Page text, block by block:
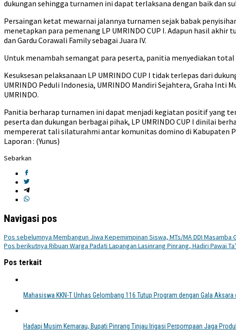
dukungan sehingga turnamen ini dapat terlaksana dengan baik dan
Persaingan ketat mewarnai jalannya turnamen sejak babak
menetapkan para pemenang LP UMRINDO CUP I. Adapun hasil akhir
dan Gardu Corawali Family sebagai Juara IV.
Untuk menambah semangat para peserta, panitia menyediakan
Kesuksesan pelaksanaan LP UMRINDO CUP I tidak terlepas dari
UMRINDO Peduli Indonesia, UMRINDO Mandiri Sejahtera, Graha Inti
UMRINDO.
Panitia berharap turnamen ini dapat menjadi kegiatan positif yang
peserta dan dukungan berbagai pihak, LP UMRINDO CUP I dinilai
mempererat tali silaturahmi antar komunitas domino di Kabupaten
Laporan : (Yunus)
Sebarkan
Navigasi pos
Pos sebelumnya Membangun Jiwa Kepemimpinan Siswa, MTs/MA DDI
Pos berikutnya Ribuan Warga Padati Lapangan Lasinrang Pinrang, Hadiri Pawai
Pos terkait
Mahasiswa KKN-T Unhas Gelombang 116 Tutup Program dengan Gala Aksara
Hadapi Musim Kemarau, Bupati Pinrang Tinjau Irigasi Perpompaan Jaga